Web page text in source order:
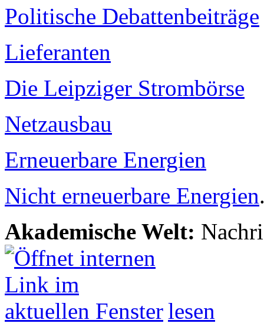
Politische Debattenbeiträge
Lieferanten
Die Leipziger Strombörse
Netzausbau
Erneuerbare Energien
Nicht erneuerbare Energien
Akademische Welt:
lesen